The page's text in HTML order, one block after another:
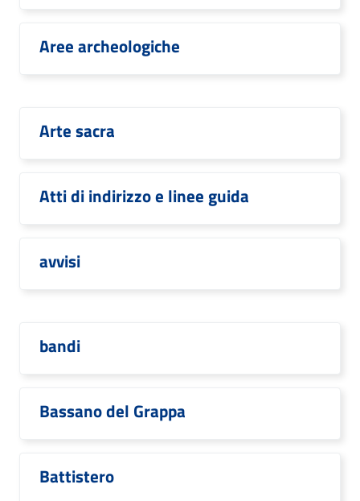
Aree archeologiche
Arte sacra
Atti di indirizzo e linee guida
avvisi
bandi
Bassano del Grappa
Battistero